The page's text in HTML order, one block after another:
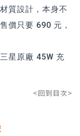
質設計，本身不
價只要 690 元，
星原廠 45W 充
<回到目次>